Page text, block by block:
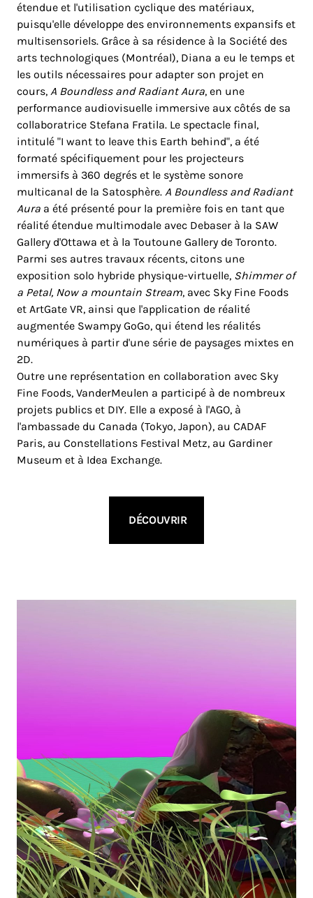
étendue et l'utilisation cyclique des matériaux,
puisqu'elle développe des environnements expansifs et
multisensoriels. Grâce à sa résidence à la Société des
arts technologiques (Montréal), Diana a eu le temps et
les outils nécessaires pour adapter son projet en
cours, A Boundless and Radiant Aura, en une
performance audiovisuelle immersive aux côtés de sa
collaboratrice Stefana Fratila. Le spectacle final,
intitulé "I want to leave this Earth behind", a été
formaté spécifiquement pour les projecteurs
immersifs à 360 degrés et le système sonore
multicanal de la Satosphère. A Boundless and Radiant
Aura a été présenté pour la première fois en tant que
réalité étendue multimodale avec Debaser à la SAW
Gallery d'Ottawa et à la Toutoune Gallery de Toronto.
Parmi ses autres travaux récents, citons une
exposition solo hybride physique-virtuelle, Shimmer of
a Petal, Now a mountain Stream, avec Sky Fine Foods
et ArtGate VR, ainsi que l'application de réalité
augmentée Swampy GoGo, qui étend les réalités
numériques à partir d'une série de paysages mixtes en
2D.
Outre une représentation en collaboration avec Sky
Fine Foods, VanderMeulen a participé à de nombreux
projets publics et DIY. Elle a exposé à l'AGO, à
l'ambassade du Canada (Tokyo, Japon), au CADAF
Paris, au Constellations Festival Metz, au Gardiner
Museum et à Idea Exchange.
DÉCOUVRIR